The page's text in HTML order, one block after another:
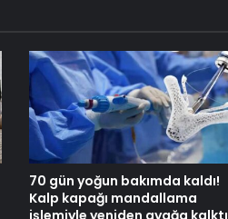
70 gün yoğun bakımda kaldı!
Kalp kapağı mandallama